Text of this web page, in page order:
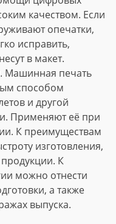
качеством. Если
опечатки,
исправить,
в макет.
Машинная печать
способом
и другой
Применяют её при
К преимуществам
изготовления,
К
можно отнести
а также
выпуска.